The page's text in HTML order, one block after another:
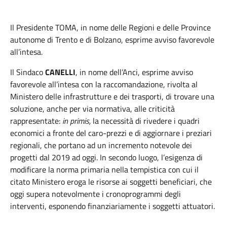
Il PresidenteTOMA, in nome delle Regioni e delle Province
autonome di Trento e di Bolzano, esprime avviso favorevole
all’intesa.
Il SindacoCANELLI, in nome dell’Anci, esprime avviso
favorevole all’intesa con la raccomandazione, rivolta al
Ministero delle infrastrutture e dei trasporti, di trovare una
soluzione, anche per via normativa, alle criticità
rappresentate: in primis, la necessità di rivedere i quadri
economici a fronte del caro-prezzi e di aggiornare i preziari
regionali, che portano ad un incremento notevole dei
progetti dal 2019 ad oggi. In secondo luogo, l’esigenza di
modificare la norma primaria nella tempistica con cui il
citato Ministero eroga le risorse ai soggetti beneficiari, che
oggi supera notevolmente i cronoprogrammi degli
interventi, esponendo finanziariamente i soggetti attuatori.